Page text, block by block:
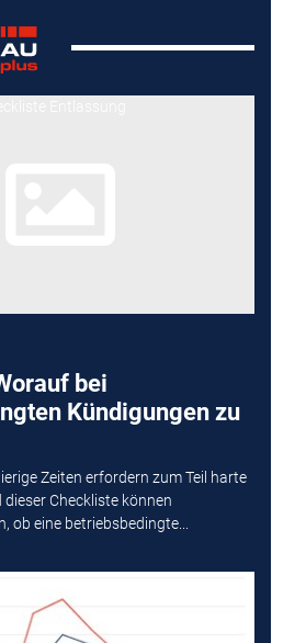
bei
Kündigungen zu
Zeiten erfordern zum Teil harte
Checkliste können
ob eine betriebsbedingte...